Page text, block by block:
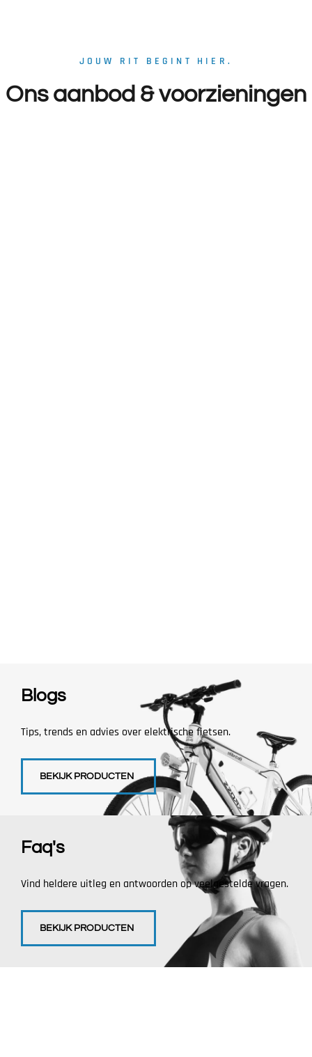
JOUW RIT BEGINT HIER.
Ons aanbod & voorzieningen
Blogs
Tips, trends en advies over elektrische fietsen.
BEKIJK PRODUCTEN
Faq's
Vind heldere uitleg en antwoorden op veelgestelde vragen.
BEKIJK PRODUCTEN